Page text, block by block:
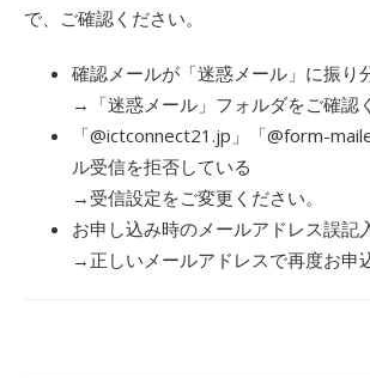
で、ご確認ください。
確認メールが「迷惑メール」に振り
→「迷惑メール」フォルダをご確認
「@ictconnect21.jp」「@form-
ル受信を拒否している
→受信設定をご変更ください。
お申し込み時のメールアドレス誤記
→正しいメールアドレスで再度お申